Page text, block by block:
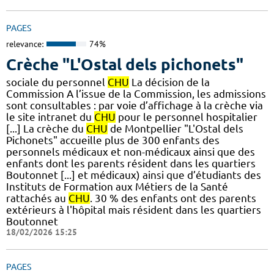
PAGES
relevance: 74%
Crèche "L'Ostal dels pichonets"
sociale du personnel CHU La décision de la
Commission A l’issue de la Commission, les admissions
sont consultables : par voie d’affichage à la crèche via
le site intranet du CHU pour le personnel hospitalier
[...] La crèche du CHU de Montpellier "L'Ostal dels
Pichonets" accueille plus de 300 enfants des
personnels médicaux et non-médicaux ainsi que des
enfants dont les parents résident dans les quartiers
Boutonnet [...] et médicaux) ainsi que d’étudiants des
Instituts de Formation aux Métiers de la Santé
rattachés au CHU . 30 % des enfants ont des parents
extérieurs à l'hôpital mais résident dans les quartiers
Boutonnet
18/02/2026 15:25
PAGES